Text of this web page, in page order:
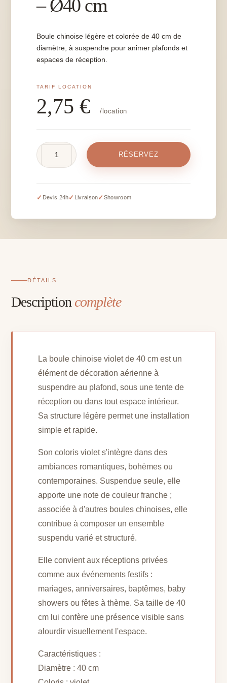
– Ø40 cm
Boule chinoise légère et colorée de 40 cm de
diamètre, à suspendre pour animer plafonds et
espaces de réception.
2,75€ /location
violet
Ø40
RÉSERVEZ
✓ Devis 24h✓ Livraison✓ Showroom
DÉTAILS
Description complète
La boule chinoise violet de 40 cm est un
élément de décoration aérienne à
suspendre au plafond, sous une tente de
réception ou dans tout espace intérieur.
Sa structure légère permet une installation
simple et rapide.
Son coloris violet s'intègre dans des
ambiances romantiques, bohèmes ou
contemporaines. Suspendue seule, elle
apporte une note de couleur franche ;
associée à d'autres boules chinoises, elle
contribue à composer un ensemble
suspendu varié et structuré.
Elle convient aux réceptions privées
comme aux événements festifs :
mariages, anniversaires, baptêmes, baby
showers ou fêtes à thème. Sa taille de 40
cm lui confère une présence visible sans
alourdir visuellement l'espace.
Caractéristiques :
Diamètre : 40 cm